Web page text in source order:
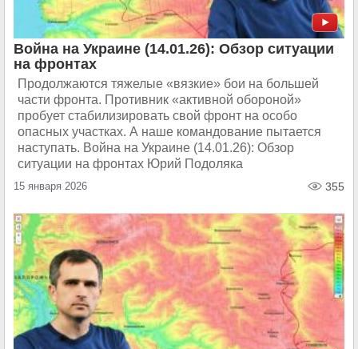
Война на Украине (14.01.26): Обзор ситуации
на фронтах
Продолжаются тяжелые «вязкие» бои на большей
части фронта. Противник «активной обороной»
пробует стабилизировать свой фронт на особо
опасных участках. А наше командование пытается
наступать. Война на Украине (14.01.26): Обзор
ситуации на фронтах Юрий Подоляка
15 января 2026 355